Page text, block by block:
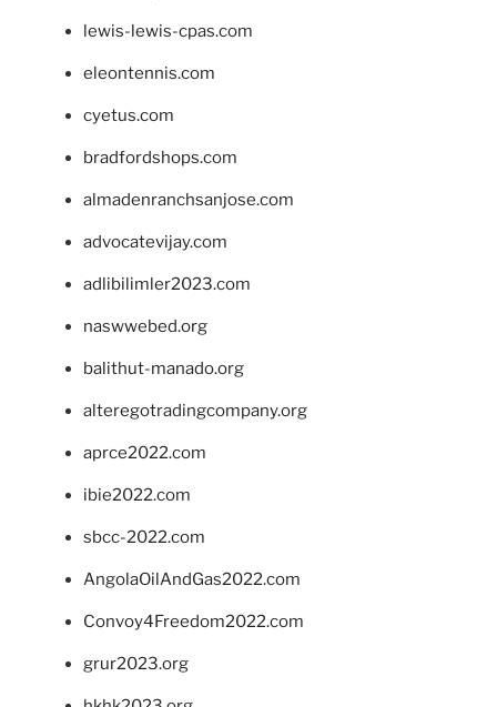
lewis-lewis-cpas.com
eleontennis.com
cyetus.com
bradfordshops.com
almadenranchsanjose.com
advocatevijay.com
adlibilimler2023.com
naswwebed.org
balithut-manado.org
alteregotradingcompany.org
aprce2022.com
ibie2022.com
sbcc-2022.com
AngolaOilAndGas2022.com
Convoy4Freedom2022.com
grur2023.org